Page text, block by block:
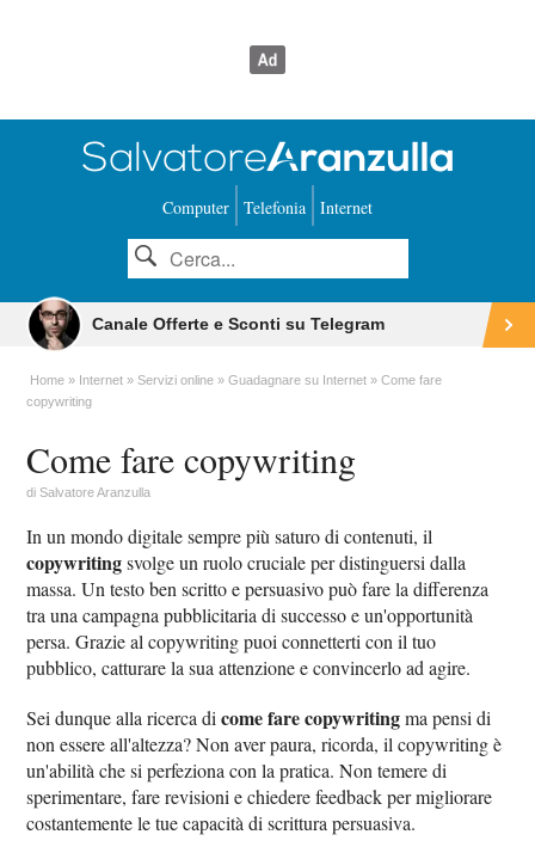
Computer Telefonia Internet
Canale Offerte e Sconti su Telegram
Home Internet Servizi online Guadagnare su Internet
Come fare
copywriting
Come fare copywriting
diSalvatore Aranzulla
In un mondo digitale sempre più saturo di contenuti, il
copywritingsvolge un ruolo cruciale per distinguersi dalla
massa. Un testo ben scritto e persuasivo può fare la differenza
tra una campagna pubblicitaria di successo e un'opportunità
persa. Grazie al copywriting puoi connetterti con il tuo
pubblico, catturare la sua attenzione e convincerlo ad agire.
Sei dunque alla ricerca dicome fare copywritingma pensi di
non essere all'altezza? Non aver paura, ricorda, il copywriting è
un'abilità che si perfeziona con la pratica. Non temere di
sperimentare, fare revisioni e chiedere feedback per migliorare
costantemente le tue capacità di scrittura persuasiva.